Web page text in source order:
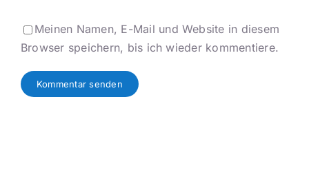
Meinen Namen, E-Mail und Website in diesem
Browser speichern, bis ich wieder kommentiere.